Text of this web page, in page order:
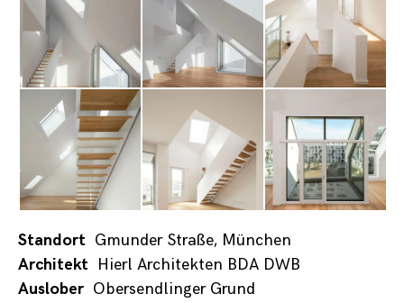
Standort Gmunder Straße, München
Architekt Hierl Architekten BDA DWB
Auslober Obersendlinger Grund